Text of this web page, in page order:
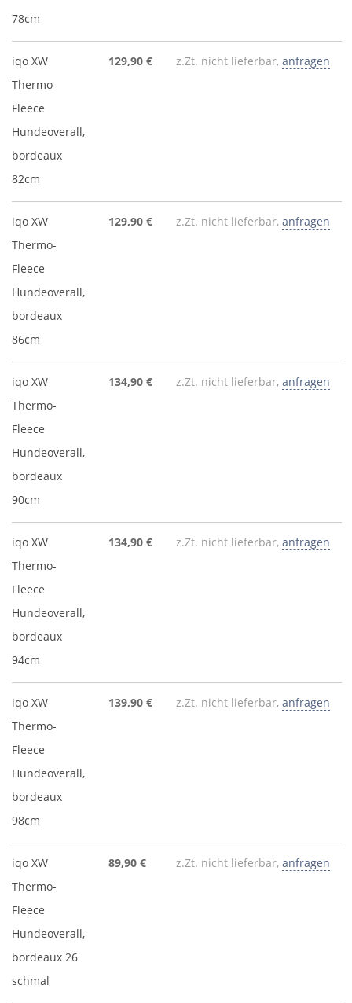
78cm
iqo XW
Thermo-
Fleece
Hundeoverall,
bordeaux
82cm
129,90 € z.Zt. nicht lieferbar, anfragen
iqo XW
Thermo-
Fleece
Hundeoverall,
bordeaux
86cm
129,90 € z.Zt. nicht lieferbar, anfragen
iqo XW
Thermo-
Fleece
Hundeoverall,
bordeaux
90cm
134,90 € z.Zt. nicht lieferbar, anfragen
iqo XW
Thermo-
Fleece
Hundeoverall,
bordeaux
94cm
134,90 € z.Zt. nicht lieferbar, anfragen
iqo XW
Thermo-
Fleece
Hundeoverall,
bordeaux
98cm
139,90 € z.Zt. nicht lieferbar, anfragen
iqo XW
Thermo-
Fleece
Hundeoverall,
bordeaux 26
schmal
89,90 € z.Zt. nicht lieferbar, anfragen